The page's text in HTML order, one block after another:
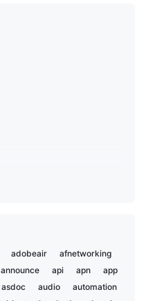
adobeair
afnetworking
announce api apn
app
asdoc audio
automation